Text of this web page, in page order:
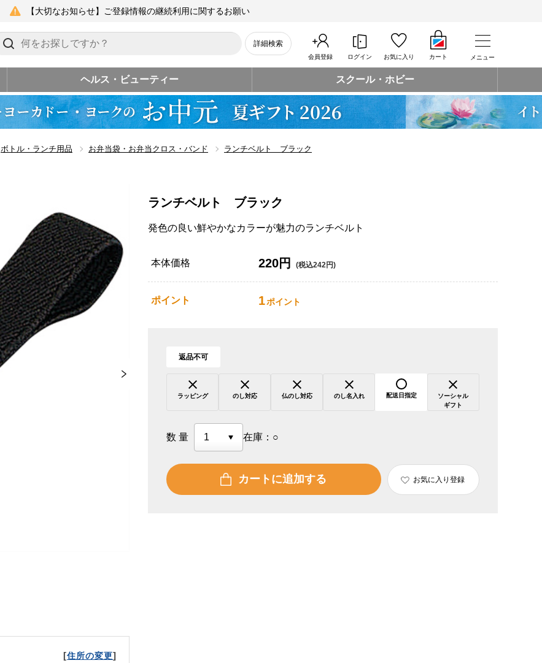
【大切なお知らせ】ご登録情報の継続利用に関するお願い
詳細検索
会員登録 ログイン お気に入り カート メニュー
ヘルス・ビューティー スクール・ホビー
ボトル・ランチ用品 お弁当袋・お弁当クロス・バンド ランチベルト ブラック
[住所の変更]
ランチベルト ブラック
発色の良い鮮やかなカラーが魅力のランチベルト
本体価格 220円 (税込242円)
ポイント 1ポイント
返品不可
ラッピング のし対応 仏のし対応 のし名入れ 配送日指定
ソーシャル
ギフト
数量 在庫： ○
カートに追加する お気に入り登録